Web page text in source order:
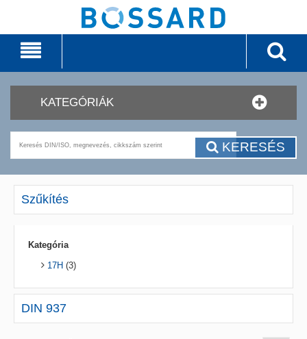
KATEGÓRIÁK
KERESÉS
Szűkítés
Kategória
17H (3)
DIN 937